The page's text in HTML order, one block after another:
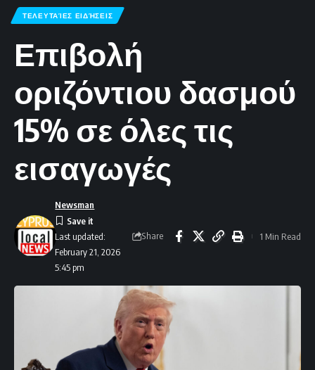
ΤΕΛΕΥΤΑΊΕΣ ΕΙΔΉΣΕΙΣ
Επιβολή
οριζόντιου δασμού
15% σε όλες τις
εισαγωγές
Last updated:
February 21, 2026
5:45 pm
Newsman
Share 1 Min Read